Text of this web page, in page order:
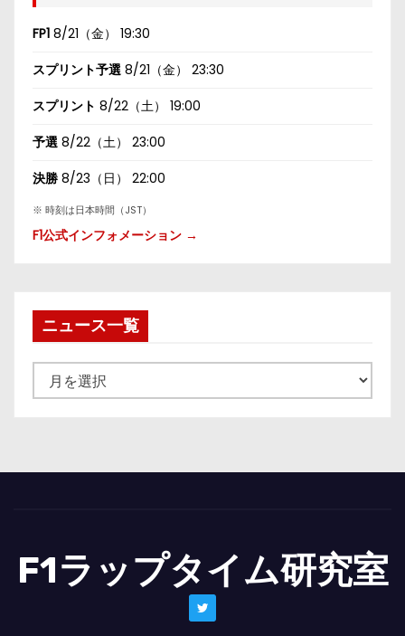
FP1 8/21（金） 19:30
スプリント予選 8/21（金） 23:30
スプリント 8/22（土） 19:00
予選 8/22（土） 23:00
決勝 8/23（日） 22:00
※ 時刻は日本時間（JST）
F1公式インフォメーション →
ニュース一覧
ュ
一
F1ラップタイム研究室